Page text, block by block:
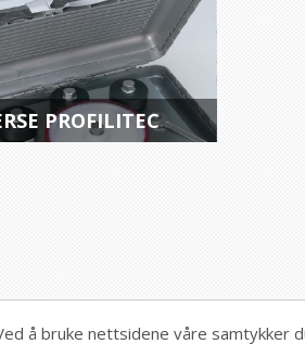
PROFILITEC
å bruke nettsidene våre samtykker